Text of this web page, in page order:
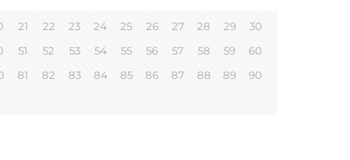
21 22 23 24 25 26 27 28 29
30
51 52 53 54 55 56 57 58 59
60
81 82 83 84 85 86 87 88 89
90